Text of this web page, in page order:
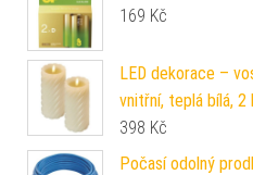
169 Kč
LED dekorace –
vnitřní, teplá bílá, 2
398 Kč
Počasí odolný